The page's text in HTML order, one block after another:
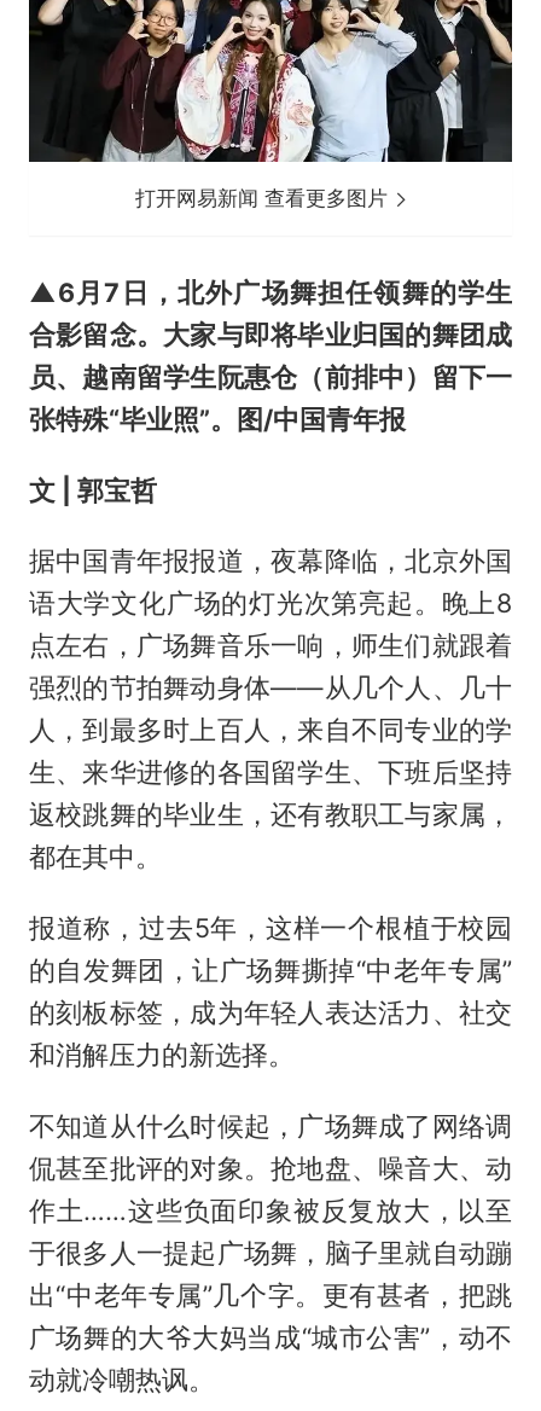
打开网易新闻 查看更多图片
▲6月7日，北外广场舞担任领舞的学生
合影留念。大家与即将毕业归国的舞团成
员、越南留学生阮惠仓（前排中）留下一
张特殊“毕业照”。图/中国青年报
文 | 郭宝哲
据中国青年报报道，夜幕降临，北京外国
语大学文化广场的灯光次第亮起。晚上8
点左右，广场舞音乐一响，师生们就跟着
强烈的节拍舞动身体——从几个人、几十
人，到最多时上百人，来自不同专业的学
生、来华进修的各国留学生、下班后坚持
返校跳舞的毕业生，还有教职工与家属，
都在其中。
报道称，过去5年，这样一个根植于校园
的自发舞团，让广场舞撕掉“中老年专属”
的刻板标签，成为年轻人表达活力、社交
和消解压力的新选择。
不知道从什么时候起，广场舞成了网络调
侃甚至批评的对象。抢地盘、噪音大、动
作土……这些负面印象被反复放大，以至
于很多人一提起广场舞，脑子里就自动蹦
出“中老年专属”几个字。更有甚者，把跳
广场舞的大爷大妈当成“城市公害”，动不
动就冷嘲热讽。